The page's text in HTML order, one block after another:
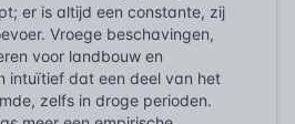
er is altijd een constante, zij
Vroege beschavingen,
voor landbouw en
intuïtief dat een deel van het
zelfs in droge perioden.